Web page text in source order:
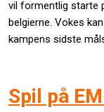
vil formentlig starte
belgierne. Vokes
kampens sidste
Spil på